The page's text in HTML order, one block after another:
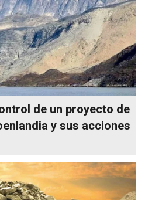
de un proyecto de
y sus acciones